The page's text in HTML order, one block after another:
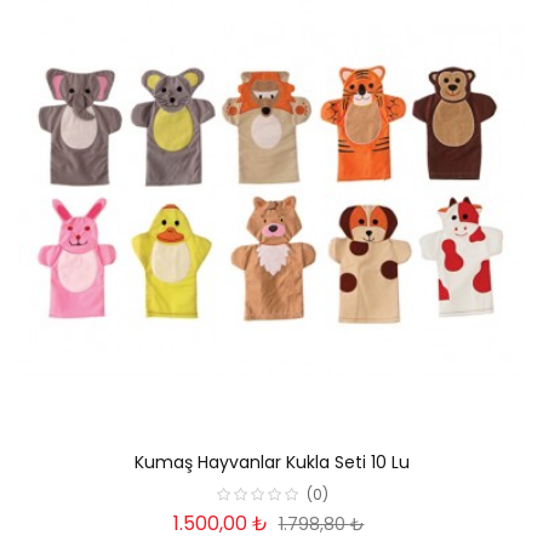
Kumaş Hayvanlar Kukla Seti 10 Lu
(0)
1.500,00 ₺ 1.798,80 ₺